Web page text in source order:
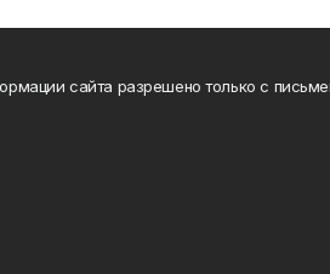
сайта разрешено только с